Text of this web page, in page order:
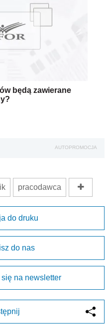
będą zawierane
AUTOPROMOCJA
pracodawca
do druku
do nas
na newsletter